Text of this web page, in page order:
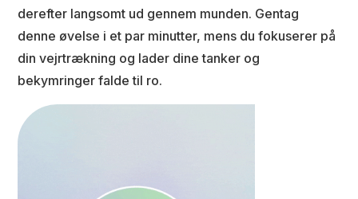
derefter langsomt ud gennem munden. Gentag
denne øvelse i et par minutter, mens du fokuserer på
din vejrtrækning og lader dine tanker og
bekymringer falde til ro.